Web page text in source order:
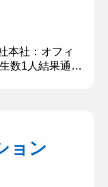
本社：オフィ
数1人結果通知
動機 一次・
情報 面接官
ョン